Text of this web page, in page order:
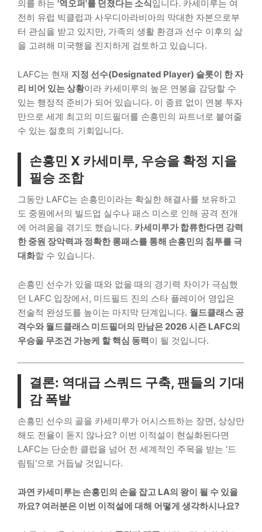
의를 하는 '역오퍼'를 던졌다는 소식입니다. 카세미루는 여
전히 유럽 빅클럽과 사우디아라비아의 막대한 자본으로부
터 관심을 받고 있지만, 가족의 생활 환경과 선수 이후의 삶
을 고려해 미국행을 진지하게 검토하고 있습니다.
LAFC는 현재 지정 선수(Designated Player) 슬롯이 한 자
리 비어 있는 상황이라 카세미루의 높은 연봉을 감당할 수
있는 행정적 준비가 되어 있습니다. 이 종료 없이 연봉 투자
만으로 세계 최고의 미드필더를 손흥민의 파트너로 붙여줄
수 있는 절호의 기회입니다.
손흥민 X 카세미루, 우승을 확정 지을
필승 조합
그동안 LAFC는 손흥민이라는 확실한 해결사를 보유하고
도 중원에서의 빌드업 실수나 패스 미스로 인해 공격 전개
에 어려움을 겪기도 했습니다. 카세미루가 합류한다면 강력
한 중원 장악력과 정확한 롱패스를 통해 손흥민의 침투를 극
대화할 수 있습니다.
손흥민 선수가 있을 때와 없을 때의 경기력 차이가 극심했
던 LAFC 입장에서, 미드필드 진의 스타 플레이어 영입은
전술적 완성도를 높이는 마지막 단계입니다. 월드클래스 공
격수와 월드클래스 미드필더의 만남은 2026 시즌 LAFC의
우승을 무조건 가능케 할 핵심 동력이 될 것입니다.
결론: 역대급 스쿼드 구축, 팬들의 기대
감 폭발
손흥민 선수의 골을 카세미루가 어시스트하는 장면, 상상만
해도 전율이 돋지 않나요? 이번 이적설이 현실화된다면
LAFC는 단순한 클럽을 넘어 전 세계적인 주목을 받는 '드
림팀'으로 거듭날 것입니다.
과연 카세미루는 손흥민의 손을 잡고 LA의 왕이 될 수 있을
까요? 여러분은 이번 이적설에 대해 어떻게 생각하시나요?